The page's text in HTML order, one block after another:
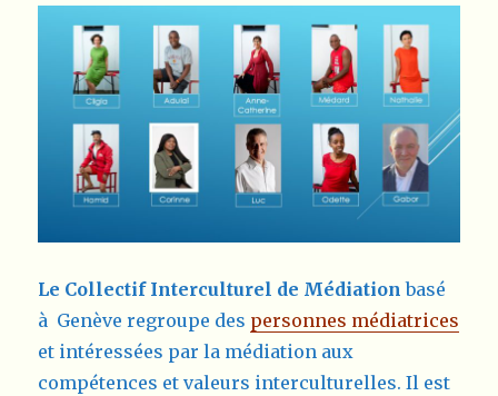
Le Collectif Interculturel de Médiation basé
à Genève regroupe des personnes médiatrices
et intéressées par la médiation aux
compétences et valeurs interculturelles. Il est